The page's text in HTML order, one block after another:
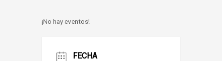
¡No hay eventos!
FECHA